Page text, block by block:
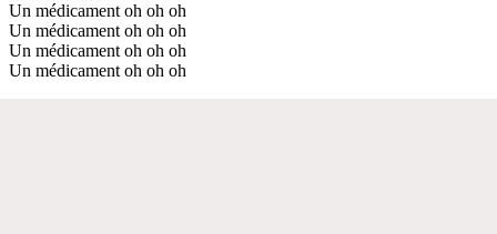
Un médicament oh oh oh
Un médicament oh oh oh
Un médicament oh oh oh
Un médicament oh oh oh